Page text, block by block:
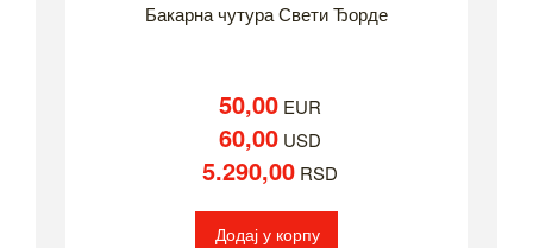
Бакарна чутура Свети Ђорде
50,00EUR
60,00USD
5.290,00RSD
Додај у корпу